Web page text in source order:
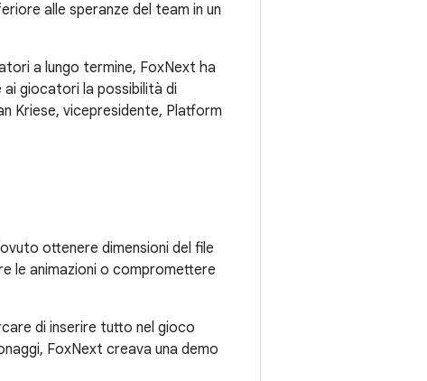
alle speranze del team in un
a lungo termine, FoxNext ha
giocatori la possibilità di
Kriese, vicepresidente, Platform
ottenere dimensioni del file
le animazioni o compromettere
di inserire tutto nel gioco
FoxNext creava una demo